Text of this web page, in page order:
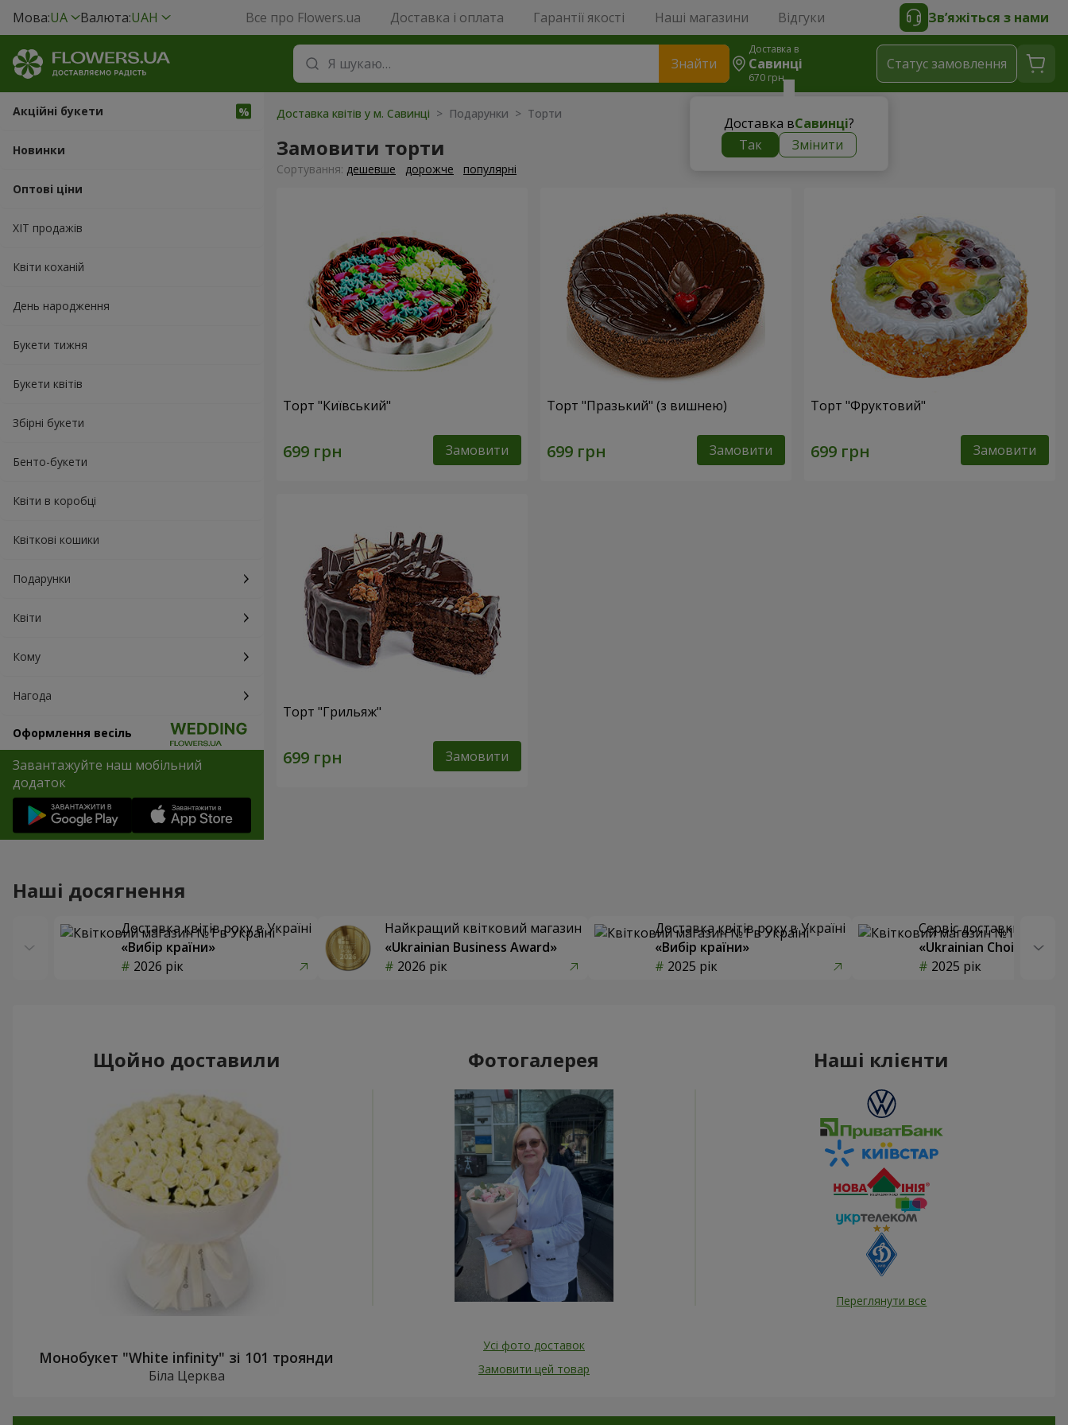
Мова:UA Валюта:UAH Все про Flowers.ua Доставка і оплата Гарантії якості Наші магазини Відгуки Зв’яжіться з нами
Знайти
Доставка в
Савинці
670 грн
Доставка вСавинці?
Так
Змінити
Статус замовлення
Акційні букети
Новинки
Оптові ціни
ХІТ продажів
Квіти коханій
День народження
Букети тижня
Букети квітів
Збірні букети
Бенто-букети
Квіти в коробці
Квіткові кошики
Подарунки
Квіти
Кому
Нагода
Оформлення весіль
Завантажуйте наш мобільний
додаток
Доставка квітів у м. Савинці > Подарунки > Торти
Замовити торти
Сортування: дешевше дорожче популярні
Торт "Київський"
Замовити
Торт "Празький" (з вишнею)
Замовити
Торт "Фруктовий"
Замовити
Торт "Грильяж"
Замовити
Наші досягнення
Доставка квітів року в Україні
«Вибір країни»
2026 рік
Найкращий квітковий магазин
«Ukrainian Business Award»
2026 рік
Доставка квітів року в Україні
«Вибір країни»
2025 рік
Сервіс доставки квітів
«Ukrainian Choice»
2025 рік
Щойно доставили
Монобукет "White infinity" зі 101 троянди
Біла Церква
Фотогалерея
Усі фото доставок
Замовити цей товар
Наші клієнти
Переглянути все